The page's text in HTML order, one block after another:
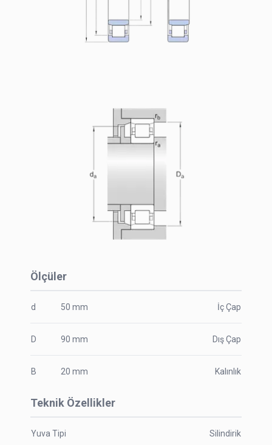
Ölçüler
d 50 mm İç Çap
D 90 mm Dış Çap
B 20 mm Kalınlık
Teknik Özellikler
Yuva Tipi Silindirik